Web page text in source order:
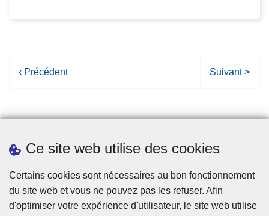
Ce site web utilise des cookies
Certains cookies sont nécessaires au bon fonctionnement
du site web et vous ne pouvez pas les refuser. Afin
d'optimiser votre expérience d'utilisateur, le site web utilise
P
e
r
c
é
d
‹ Précédent
P
e
u
v
a
n
Suivant >
Statistiques